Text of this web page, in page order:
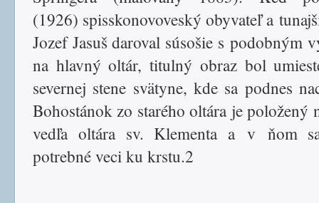
(1926) spisskonovoveský obyvateľ a
Jozef Jasuš daroval súsošie s podobným
na hlavný oltár, titulný obraz bol
severnej stene svätyne, kde sa podnes
Bohostánok zo starého oltára je položený
vedľa oltára sv. Klementa a v ňom
potrebné veci ku krstu.2